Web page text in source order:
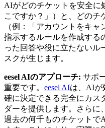
AIがどのチケットを安全に
こですか？」）と、どのチ
（例：「アカウントをキ
指示するルールを作成する
った回答や役に立たないル
スクが生じます。
eesel AIのアプローチ: サポ
重要です。 eesel AIは、AIが
確に決定できる完全にカス
ダーを提供します。さらに
過去の何千ものチケットで